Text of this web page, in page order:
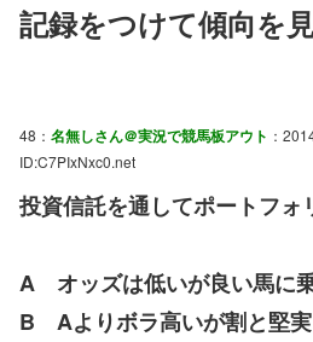
記録をつけて傾向を
48： 名無しさん＠実況で競馬板アウト ：
ID:C7PIxNxc0.net
投資信託を通してポートフォ
A オッズは低いが良い馬に
B Aよりボラ高いが割と堅